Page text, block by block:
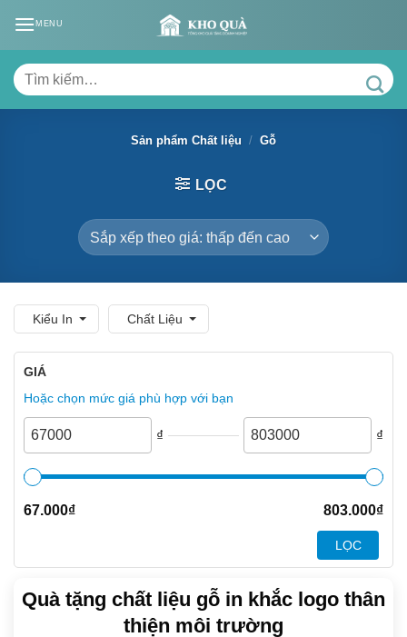
MENU
Tìm
kiếm:
Sản phẩm Chất liệu / Gỗ
LỌC
Kiểu In Chất Liệu
GIÁ
Hoặc chọn mức giá phù hợp với bạn
₫ ₫
67.000₫ 803.000₫
LỌC
Quà tặng chất liệu gỗ in khắc logo thân
thiện môi trường